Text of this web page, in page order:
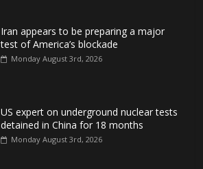
Iran appears to be preparing a major
test of America’s blockade
Monday August 3rd, 2026
US expert on underground nuclear tests
detained in China for 18 months
Monday August 3rd, 2026